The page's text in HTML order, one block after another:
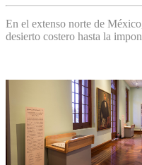
En el extenso norte de
desierto costero hasta la